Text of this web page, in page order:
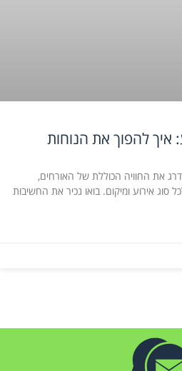
איך להפוך את הנוחות
את החוויה הכוללת של האורחים,
סוג אירוע ומיקום. בואו נכיר את החשיבות